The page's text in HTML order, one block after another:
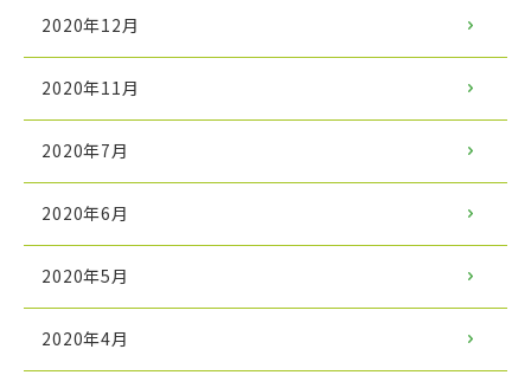
2020年12月
2020年11月
2020年7月
2020年6月
2020年5月
2020年4月